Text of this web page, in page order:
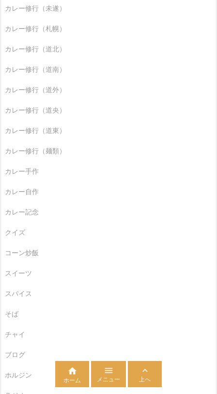
カレー修行（未遂）
カレー修行（札幌）
カレー修行（道北）
カレー修行（道南）
カレー修行（道外）
カレー修行（道央）
カレー修行（道東）
カレー修行（麺類）
カレー手作
カレー自作
カレー記念
クイズ
コーン炒飯
スイーツ
スパイス
そば
チャイ
ブログ
ホルジン 
ホーム

メニュー

上へ